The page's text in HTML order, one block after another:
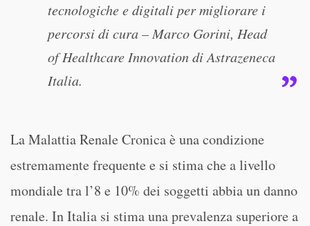
tecnologiche e digitali per migliorare i
percorsi di cura – Marco Gorini, Head
of Healthcare Innovation di Astrazeneca
Italia.
La Malattia Renale Cronica è una condizione
estremamente frequente e si stima che a livello
mondiale tra l’8 e 10% dei soggetti abbia un danno
renale. In Italia si stima una prevalenza superiore a